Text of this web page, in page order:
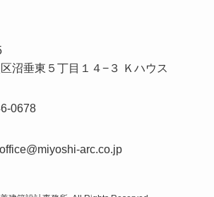
沼垂東５丁目１４−３ Ｋハウス
0678
office@miyoshi-arc.co.jp